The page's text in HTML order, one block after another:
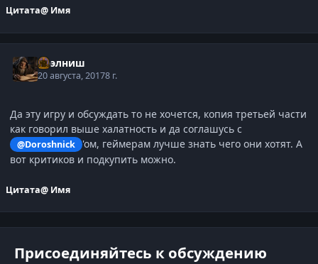
Цитата@ Имя
Нээлниш
20 августа, 20178 г.
Да эту игру и обсуждать то не хочется, копия третьей части
как говорил выше халатность и да соглашусь с
@Doroshnick
'ом, геймерам лучше знать чего они хотят. А
вот критиков и подкупить можно.
Цитата@ Имя
Присоединяйтесь к обсуждению